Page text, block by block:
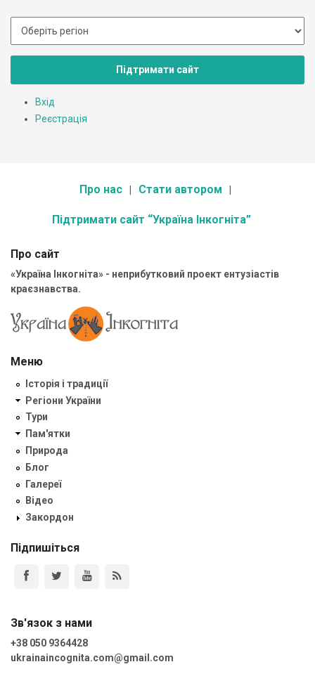
Підтримати сайт
Вхід
Реєстрація
Про нас Стати автором
Підтримати сайт “Україна Інкогніта”
Про сайт
«Україна Інкогніта» - неприбутковий проект ентузіастів
краєзнавства.
Меню
Історія і традиції
Регіони України
Тури
Пам'ятки
Природа
Блог
Галереї
Відео
Закордон
Підпишіться
Зв'язок з нами
+38 050 9364428
ukrainaincognita.com@gmail.com